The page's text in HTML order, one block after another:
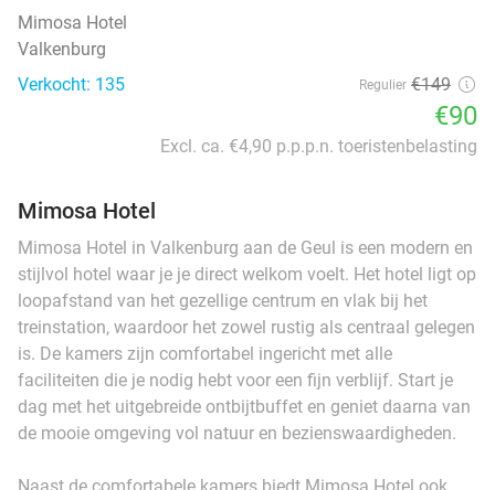
Mimosa Hotel
Valkenburg
Verkocht: 135
Regulier €149
€90
Excl. ca. €4,90 p.p.p.n. toeristenbelasting
Mimosa Hotel
Mimosa Hotel in Valkenburg aan de Geul is een modern en
stijlvol hotel waar je je direct welkom voelt. Het hotel ligt op
loopafstand van het gezellige centrum en vlak bij het
treinstation, waardoor het zowel rustig als centraal gelegen
is. De kamers zijn comfortabel ingericht met alle
faciliteiten die je nodig hebt voor een fijn verblijf. Start je
dag met het uitgebreide ontbijtbuffet en geniet daarna van
de mooie omgeving vol natuur en bezienswaardigheden.